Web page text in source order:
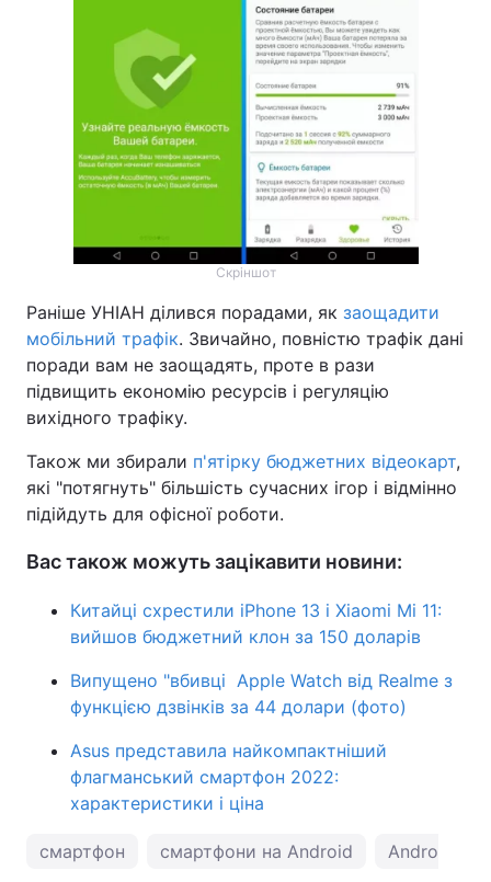
Скріншот
Раніше УНІАН ділився порадами, як заощадити
мобільний трафік. Звичайно, повністю трафік дані
поради вам не заощадять, проте в рази
підвищить економію ресурсів і регуляцію
вихідного трафіку.
Також ми збирали п'ятірку бюджетних відеокарт,
які "потягнуть" більшість сучасних ігор і відмінно
підійдуть для офісної роботи.
Вас також можуть зацікавити новини:
Китайці схрестили iPhone 13 і Xiaomi Mi 11:
вийшов бюджетний клон за 150 доларів
Випущено "вбивці Apple Watch від Realme з
функцією дзвінків за 44 долари (фото)
Asus представила найкомпактніший
флагманський смартфон 2022:
характеристики і ціна
смартфон смартфони на Android Android